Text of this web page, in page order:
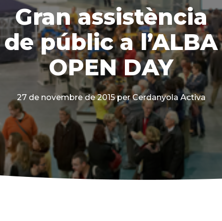
Gran assistència
de públic a l’ALBA
OPEN DAY
27 de novembre de 2015 per Cerdanyola Activa